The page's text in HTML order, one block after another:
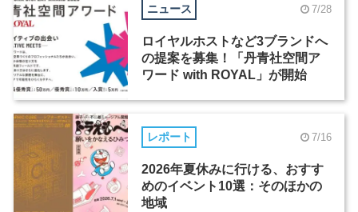
ニュース 7/28
ロイヤルホストなど3ブランドへ
の提案を募集！「丹青社空間ア
ワード with ROYAL」が開始
レポート 7/16
2026年夏休みに行ける、おすす
めのイベント10選：そのほかの
地域